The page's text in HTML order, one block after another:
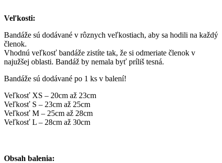
Veľkosti:
Bandáže sú dodávané v rôznych veľkostiach, aby sa hodili na každý
členok.
Vhodnú veľkosť bandáže zistíte tak, že si odmeriate členok v
najužšej oblasti. Bandáž by nemala byť príliš tesná.
Bandáže sú dodávané po 1 ks v balení!
Veľkosť XS – 20cm až 23cm
Veľkosť S – 23cm až 25cm
Veľkosť M – 25cm až 28cm
Veľkosť L – 28cm až 30cm
Obsah balenia: